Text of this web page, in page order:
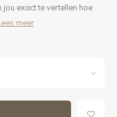
exact te vertellen hoe
meer